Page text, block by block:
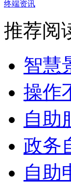
终端资讯
推荐阅
智慧
操作
自助
政务
自助